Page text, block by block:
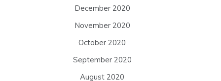
December 2020
November 2020
October 2020
September 2020
August 2020